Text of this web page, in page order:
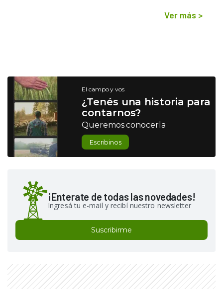
Ver más >
El campo y vos
¿Tenés una historia para
contarnos?
Queremos conocerla
Escribinos
¡Enterate de todas las novedades!
Ingresá tu e-mail y recibí nuestro newsletter
Suscribirme